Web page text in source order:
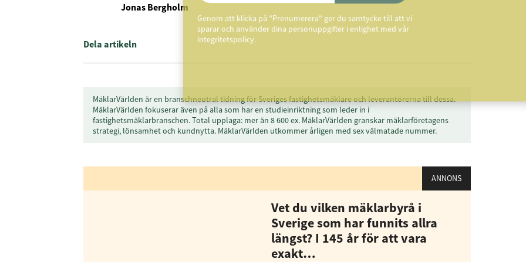
Jonas Bergholm
Dela artikeln
MäklarVärlden är en branschneutral tidning för Sveriges fastighetsmäklare och leverantörerna till dessa.
MäklarVärlden fokuserar även på alla som har en studieinriktning som leder in i
fastighetsmäklarbranschen. Total upplaga: mer än 8 600 ex. MäklarVärlden granskar mäklarföretagens
strategi, lönsamhet och kundnytta. MäklarVärlden utkommer årligen med sex välmatade nummer.
ANNONS
Vet du vilken mäklarbyrå i
Sverige som har funnits allra
längst? I 145 år för att vara
exakt…
Genom att klicka på "Prenumerera" ger du samtycke till att vi
sparar och använder dina personuppgifter i enlighet med vår
integritetspolicy.